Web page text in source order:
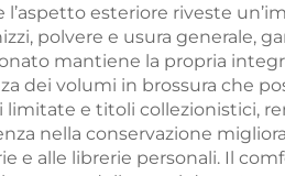
esteriore riveste
polvere e usura generale,
mantiene la propria
dei volumi in brossura che
limitate e titoli collezionistici,
nella conservazione
e alle librerie personali. Il